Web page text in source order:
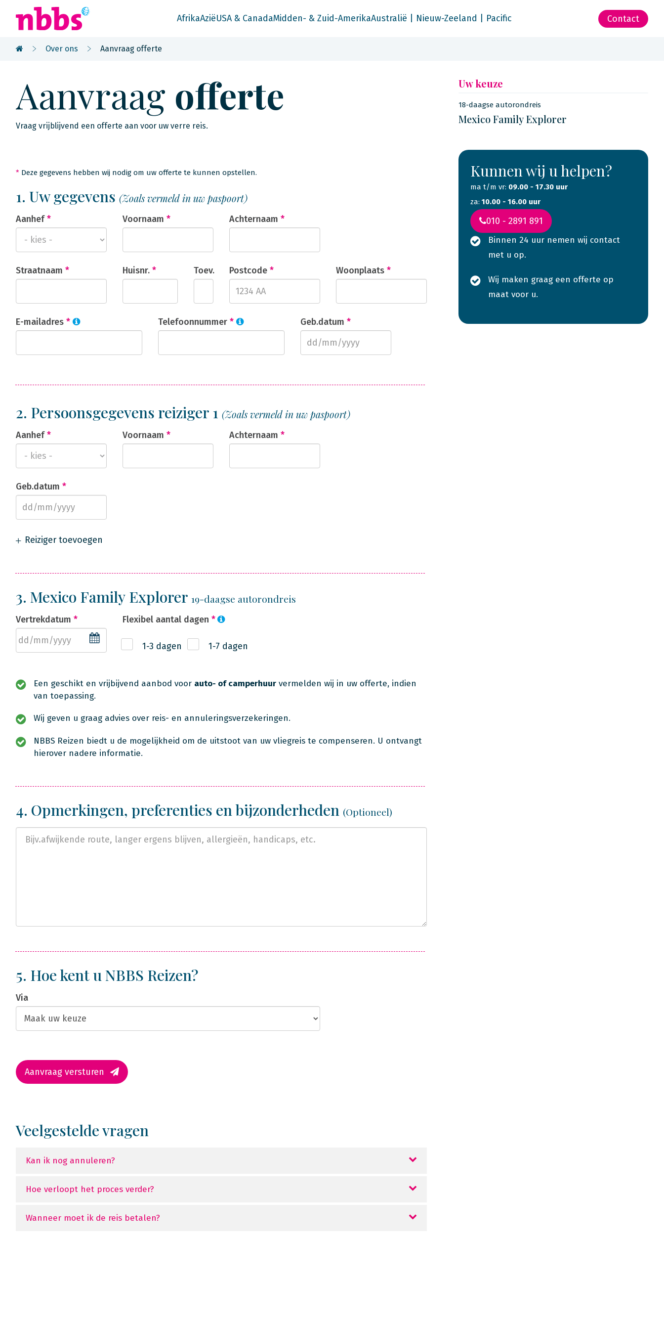
AfrikaAziëUSA & CanadaMidden- & Zuid-AmerikaAustralië | Nieuw-Zeeland | Pacific Contact
Over ons Aanvraag offerte
Aanvraag offerte
Vraag vrijblijvend een offerte aan voor uw verre reis.
* Deze gegevens hebben wij nodig om uw offerte te kunnen opstellen.
1. Uw gegevens (Zoals vermeld in uw paspoort)
Aanhef* Voornaam * Achternaam *
Straatnaam * Huisnr. * Toev. Postcode * Woonplaats *
E-mailadres * Telefoonnummer * Geb.datum *
2. Persoonsgegevens reiziger 1 (Zoals vermeld in uw paspoort)
Aanhef* Voornaam * Achternaam *
Geb.datum *
Reiziger toevoegen
3. Mexico Family Explorer 19-daagse autorondreis
Vertrekdatum * Flexibel aantal dagen *
1-3 dagen 1-7 dagen
Een geschikt en vrijbijvend aanbod voor auto- of camperhuur vermelden wij in uw offerte, indien
van toepassing.
Wij geven u graag advies over reis- en annuleringsverzekeringen.
NBBS Reizen biedt u de mogelijkheid om de uitstoot van uw vliegreis te compenseren. U ontvangt
hierover nadere informatie.
4. Opmerkingen, preferenties en bijzonderheden (Optioneel)
5. Hoe kent u NBBS Reizen?
Via
Aanvraag versturen
Veelgestelde vragen
Kan ik nog annuleren?
Hoe verloopt het proces verder?
Wanneer moet ik de reis betalen?
Uw keuze
18-daagse autorondreis
Mexico Family Explorer
Kunnen wij u helpen?
ma t/m vr: 09.00 - 17.30 uur
za: 10.00 - 16.00 uur
010 - 2891 891
Binnen 24 uur nemen wij contact
met u op.
Wij maken graag een offerte op
maat voor u.